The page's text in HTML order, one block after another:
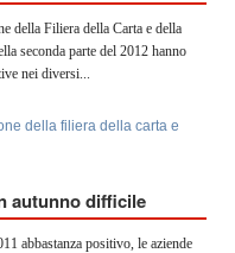
della Filiera della Carta e della
seconda parte del 2012 hanno
nei diversi...
della filiera della carta e
autunno difficile
abbastanza positivo, le aziende